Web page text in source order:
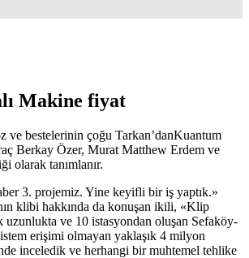
Makine fiyat
ve bestelerinin çoğu Tarkan’danKuantum
Berkay Özer, Murat Matthew Erdem ve
olarak tanımlanır.
3. projemiz. Yine keyifli bir iş yaptık.»
klibi hakkında da konuşan ikili, «Klip
ve 10 istasyondan oluşan Sefaköy-
erişimi olmayan yaklaşık 4 milyon
inceledik ve herhangi bir muhtemel tehlike